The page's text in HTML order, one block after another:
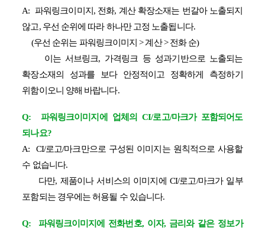
A: 파워링크이미지, 전화, 계산 확장소재는 번갈아 노출되지
않고, 우선 순위에 따라 하나만 고정 노출됩니다.
(우선 순위는 파워링크이미지 > 계산 > 전화 순)
이는 서브링크, 가격링크 등 성과기반으로 노출되는
확장소재의 성과를 보다 안정적이고 정확하게 측정하기
위함이오니 양해 바랍니다.
​Q: 파워링크이미지에 업체의 CI/로고/마크가 포함되어도
되나요?
A: CI/로고/마크만으로 구성된 이미지는 원칙적으로 사용할
수 없습니다.
다만, 제품이나 서비스의 이미지에 CI/로고/마크가 일부
포함되는 경우에는 허용될 수 있습니다.
​Q: 파워링크이미지에 전화번호, 이자, 금리와 같은 정보가